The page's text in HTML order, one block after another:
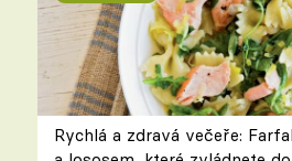
Rychlá a zdravá večeře: